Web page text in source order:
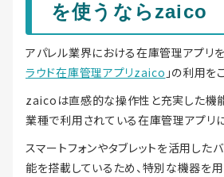
を使うならzaico
アパレル業界における在庫管理アプリを
ラウド在庫管理アプリzaico 」の利用を
zaicoは直感的な操作性と充実した機能
業種で利用されている在庫管理アプリに
スマートフォンやタブレットを活用した
能を搭載しているため、特別な機器を